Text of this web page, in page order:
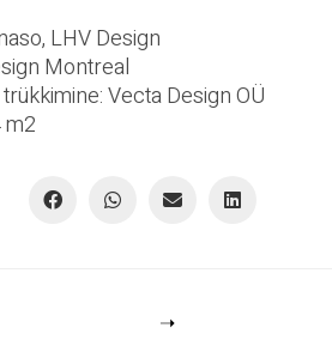
, LHV Design
Montreal
Vecta Design OÜ
m2